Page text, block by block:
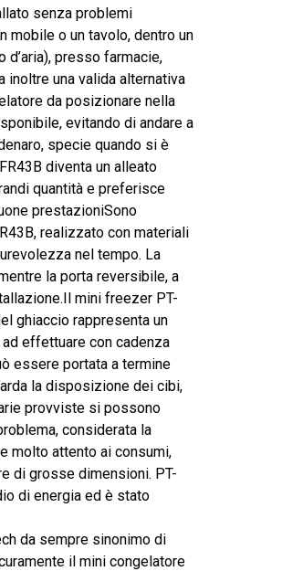
senza problemi
mobile o un tavolo, dentro un
presso farmacie,
inoltre una valida alternativa
da posizionare nella
evitando di andare a
specie quando si è
diventa un alleato
quantità e preferisce
prestazioniSono
realizzato con materiali
nel tempo. La
la porta reversibile, a
mini freezer PT-
ghiaccio rappresenta un
effettuare con cadenza
essere portata a termine
la disposizione dei cibi,
provviste si possono
considerata la
molto attento ai consumi,
di grosse dimensioni. PT-
di energia ed è stato
da sempre sinonimo di
il mini congelatore